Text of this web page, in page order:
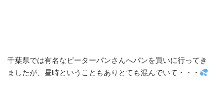
千葉県では有名なピーターパンさんへパンを買いに行ってき
ましたが、昼時ということもありとても混んでいて・・・